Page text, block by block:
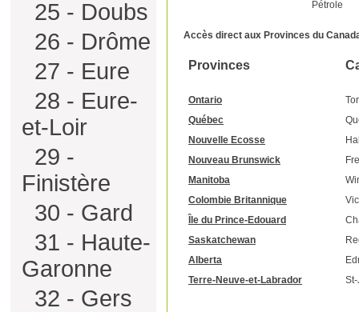
25 - Doubs
26 - Drôme
27 - Eure
28 - Eure-
et-Loir
29 -
Finistère
30 - Gard
31 - Haute-
Garonne
32 - Gers
Pétrole
Accès direct aux Provinces du
Provinces
Ontario
Québec
Nouvelle Ecosse
Nouveau Brunswick
Manitoba
Colombie Britannique
Île du Prince-Edouard
Saskatchewan
Alberta
Terre-Neuve-et-Labrador